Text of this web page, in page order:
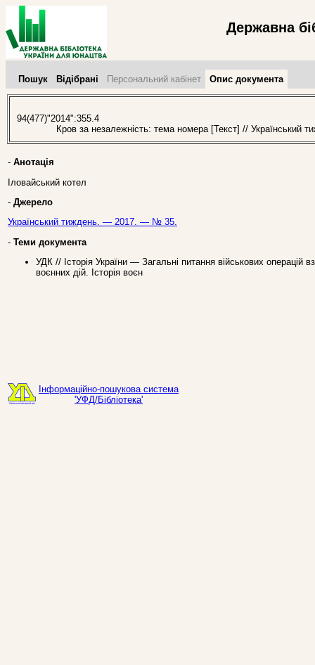
Державна
Пошук Відібрані Персональний кабінет Опис документа
94(477)"2014":355.4
Кров за незалежність: тема номера [Текст] //
- Анотація
Іловайський котел
- Джерело
Український тиждень. — 2017. — № 35.
- Теми документа
УДК // Історія України — Загальні питання військових операцій
воєнних дій. Історія воєн
Інформаційно-пошукова система
'УФД/Бібліотека'